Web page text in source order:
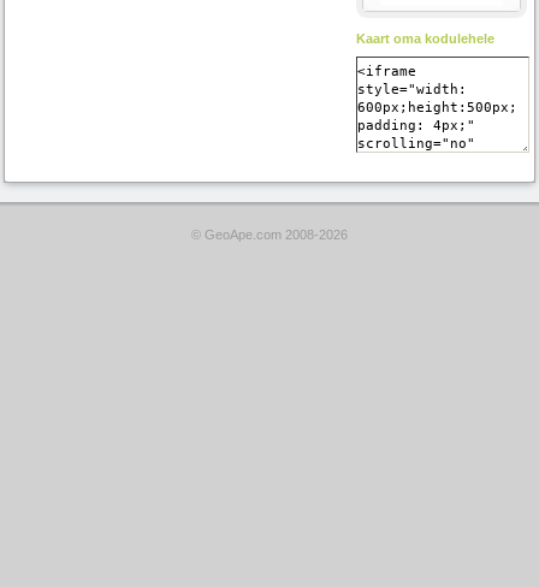
Kaart oma kodulehele
© GeoApe.com 2008-2026